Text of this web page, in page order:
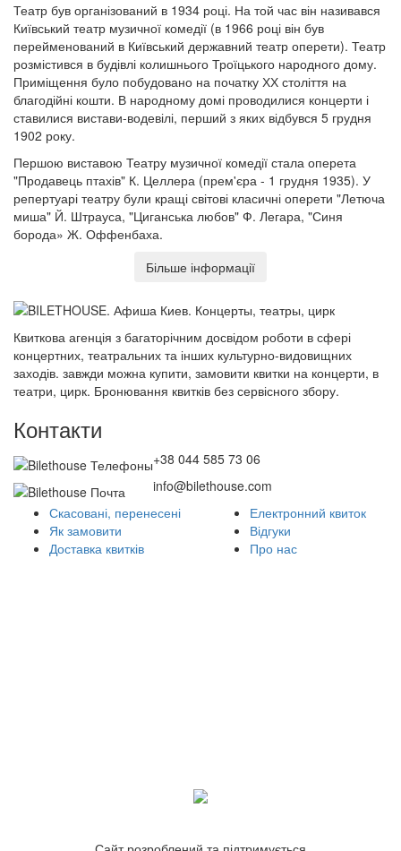
Театр був організований в 1934 році. На той час він називався
Київський театр музичної комедії (в 1966 році він був
перейменований в Київський державний театр оперети). Театр
розмістився в будівлі колишнього Троїцького народного дому.
Приміщення було побудовано на початку ХХ століття на
благодійні кошти. В народному домі проводилися концерти і
ставилися вистави-водевілі, перший з яких відбувся 5 грудня
1902 року.
Першою виставою Театру музичної комедії стала оперета
"Продавець птахів" К. Целлера (прем'єра - 1 грудня 1935). У
репертуарі театру були кращі світові класичні оперети "Летюча
миша" Й. Штрауса, "Циганська любов" Ф. Легара, "Синя
борода» Ж. Оффенбаха.
Більше інформації
Квиткова агенція з багаторічним досвідом роботи в сфері
концертних, театральних та інших культурно-видовищних
заходів. завжди можна купити, замовити квитки на концерти, в
театри, цирк. Бронювання квитків без сервісного збору.
Контакти
+38 044 585 73 06
info@bilethouse.com
Скасовані, перенесені
Як замовити
Доставка квитків
Електронний квиток
Відгуки
Про нас